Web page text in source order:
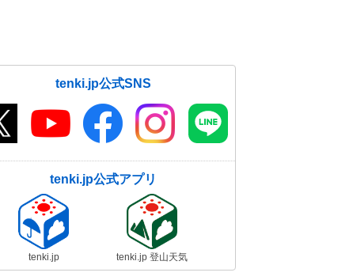
tenki.jp公式SNS
tenki.jp公式アプリ
tenki.jp tenki.jp 登山天気